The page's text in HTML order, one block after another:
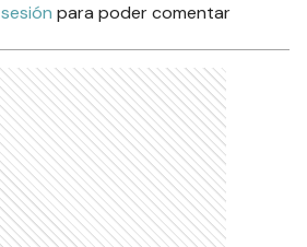
para poder comentar